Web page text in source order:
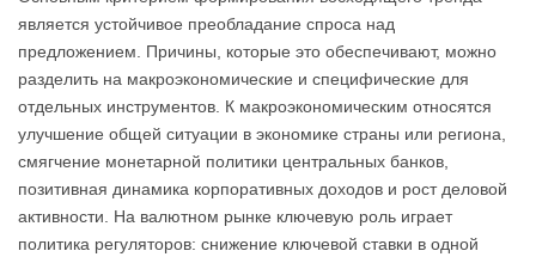
является устойчивое преобладание спроса над
предложением. Причины, которые это обеспечивают, можно
разделить на макроэкономические и специфические для
отдельных инструментов. К макроэкономическим относятся
улучшение общей ситуации в экономике страны или региона,
смягчение монетарной политики центральных банков,
позитивная динамика корпоративных доходов и рост деловой
активности. На валютном рынке ключевую роль играет
политика регуляторов: снижение ключевой ставки в одной